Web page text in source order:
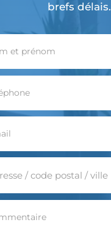
brefs délais.